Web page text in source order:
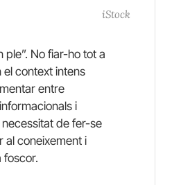
iStock
No fiar-ho tot a
el context intens
entre
i
de fer-se
al coneixement i
foscor.